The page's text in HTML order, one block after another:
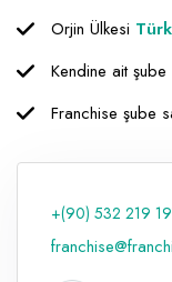
Raf ve Depo
Reklam -
Seyahat -
Orjin Ülkesi
Kendine ait şube
Franchise şube
+(90) 532 219